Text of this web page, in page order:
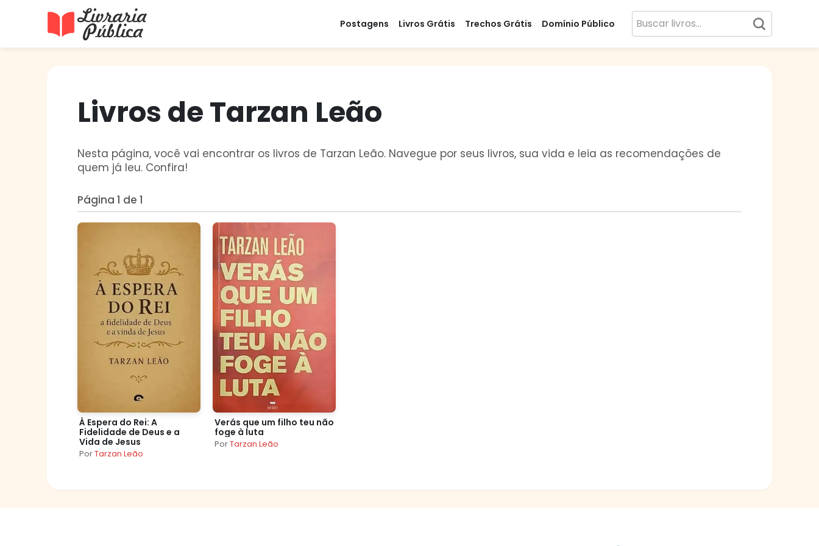
Postagens Livros Grátis Trechos Grátis Domínio Público
Livros de Tarzan Leão
Nesta página, você vai encontrar os livros de Tarzan Leão. Navegue por seus livros, sua vida e leia as recomendações de
quem já leu. Confira!
Página 1 de 1
À Espera do Rei: A
Fidelidade de Deus e a
Vida de Jesus
PorTarzan Leão
Verás que um filho teu não
foge à luta
PorTarzan Leão